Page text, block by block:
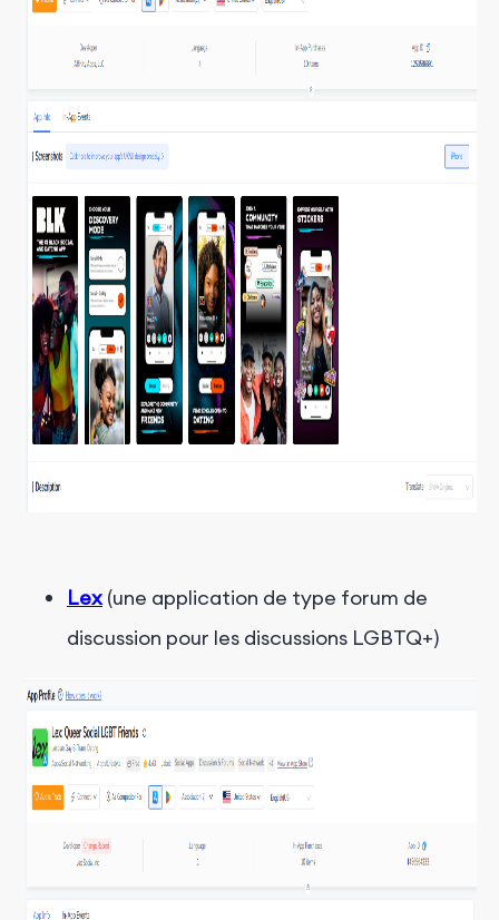
Lex(une application de type forum de
discussion pour les discussions LGBTQ+)